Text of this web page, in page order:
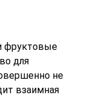
фруктовые
для
не
взаимная